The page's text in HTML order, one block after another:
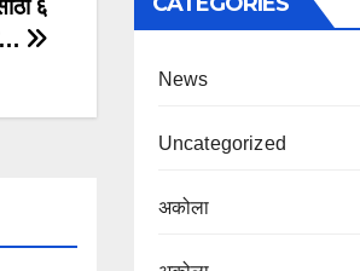
६
News
Uncategorized
अकोला